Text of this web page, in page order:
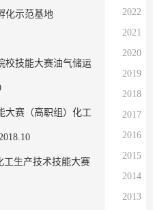
化示范基地
校技能大赛油气储运
大赛（高职组）化工
工生产技术技能大赛
2022
2021
2020
2019
2018
2017
2016
2015
2014
2013